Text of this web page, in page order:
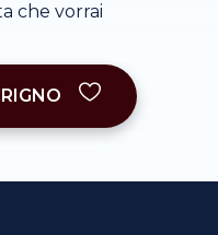
che vorrai